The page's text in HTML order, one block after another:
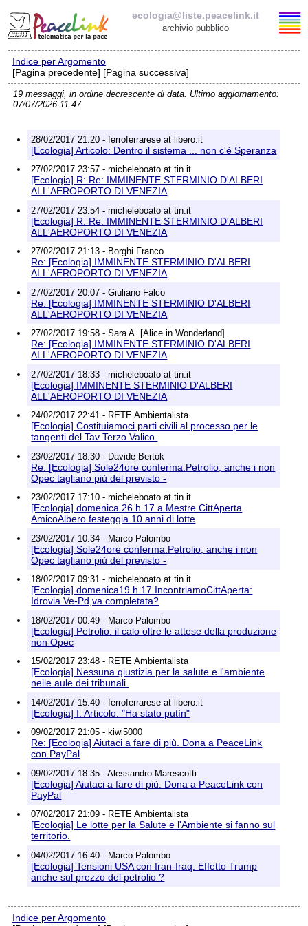
ecologia@liste.peacelink.it
archivio pubblico
Elenco delle liste
ecologia@liste.peacelink.it
Informativa sulla privacy
Richieste di rimozione
Indice per Argomento
[Pagina precedente] [Pagina successiva]
19 messaggi, in ordine decrescente di data. Ultimo aggiornamento:
07/07/2026 11:47
28/02/2017 21:20 - ferroferrarese at libero.it
[Ecologia] Articolo: Dentro il sistema ... non c'è Speranza
27/02/2017 23:57 - micheleboato at tin.it
[Ecologia] R: Re: IMMINENTE STERMINIO D'ALBERI
ALL'AEROPORTO DI VENEZIA
27/02/2017 23:54 - micheleboato at tin.it
[Ecologia] R: Re: IMMINENTE STERMINIO D'ALBERI
ALL'AEROPORTO DI VENEZIA
27/02/2017 21:13 - Borghi Franco
Re: [Ecologia] IMMINENTE STERMINIO D'ALBERI
ALL'AEROPORTO DI VENEZIA
27/02/2017 20:07 - Giuliano Falco
Re: [Ecologia] IMMINENTE STERMINIO D'ALBERI
ALL'AEROPORTO DI VENEZIA
27/02/2017 19:58 - Sara A. [Alice in Wonderland]
Re: [Ecologia] IMMINENTE STERMINIO D'ALBERI
ALL'AEROPORTO DI VENEZIA
27/02/2017 18:33 - micheleboato at tin.it
[Ecologia] IMMINENTE STERMINIO D'ALBERI
ALL'AEROPORTO DI VENEZIA
24/02/2017 22:41 - RETE Ambientalista
[Ecologia] Costituiamoci parti civili al processo per le
tangenti del Tav Terzo Valico.
23/02/2017 18:30 - Davide Bertok
Re: [Ecologia] Sole24ore conferma:Petrolio, anche i non
Opec tagliano più del previsto -
23/02/2017 17:10 - micheleboato at tin.it
[Ecologia] domenica 26 h.17 a Mestre CittAperta
AmicoAlbero festeggia 10 anni di lotte
23/02/2017 10:34 - Marco Palombo
[Ecologia] Sole24ore conferma:Petrolio, anche i non
Opec tagliano più del previsto -
18/02/2017 09:31 - micheleboato at tin.it
[Ecologia] domenica19 h.17 IncontriamoCittAperta:
Idrovia Ve-Pd,va completata?
18/02/2017 00:49 - Marco Palombo
[Ecologia] Petrolio: il calo oltre le attese della produzione
non Opec
15/02/2017 23:48 - RETE Ambientalista
[Ecologia] Nessuna giustizia per la salute e l'ambiente
nelle aule dei tribunali.
14/02/2017 15:40 - ferroferrarese at libero.it
[Ecologia] I: Articolo: "Ha stato putìn"
09/02/2017 21:05 - kiwi5000
Re: [Ecologia] Aiutaci a fare di più. Dona a PeaceLink
con PayPal
09/02/2017 18:35 - Alessandro Marescotti
[Ecologia] Aiutaci a fare di più. Dona a PeaceLink con
PayPal
07/02/2017 21:09 - RETE Ambientalista
[Ecologia] Le lotte per la Salute e l'Ambiente si fanno sul
territorio.
04/02/2017 16:40 - Marco Palombo
[Ecologia] Tensioni USA con Iran-Iraq. Effetto Trump
anche sul prezzo del petrolio ?
Indice per Argomento